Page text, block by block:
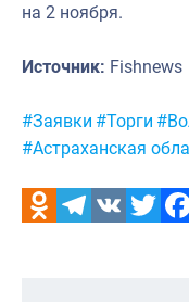
на 2 ноября.
Источник: Fishnews
Метки:
#Заявки #Торги
#Астраханская